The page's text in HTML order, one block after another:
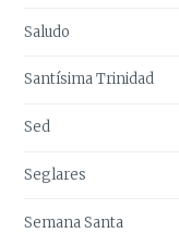
Saludo
Santísima Trinidad
Sed
Seglares
Semana Santa